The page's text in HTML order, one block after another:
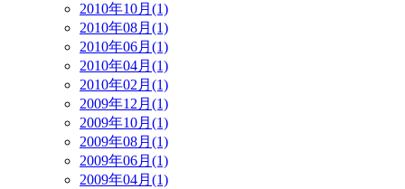
2010年10月(1)
2010年08月(1)
2010年06月(1)
2010年04月(1)
2010年02月(1)
2009年12月(1)
2009年10月(1)
2009年08月(1)
2009年06月(1)
2009年04月(1)